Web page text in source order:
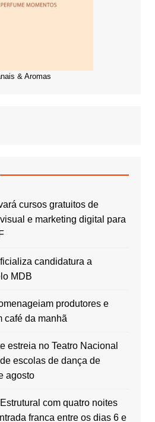
& Aromas
cursos gratuitos de
e marketing digital para
candidatura a
MDB
produtores e
café da manhã
estreia no Teatro Nacional
escolas de dança de
agosto
com quatro noites
franca entre os dias 6 e